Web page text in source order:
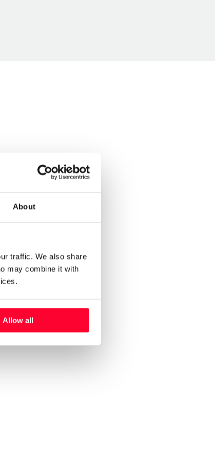
About
traffic. We also share
may combine it with
Allow all